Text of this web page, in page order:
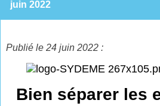
juin 2022
Publié le 24 juin 2022 :
Bien séparer les